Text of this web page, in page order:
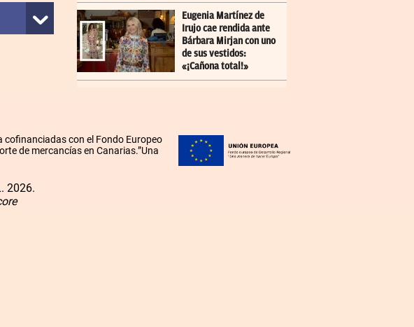
Eugenia Martínez de
Irujo cae rendida ante
Bárbara Mirjan con uno
de sus vestidos:
«¡Cañona total!»
cofinanciadas con el Fondo Europeo
de mercancías en Canarias.”Una
2026.